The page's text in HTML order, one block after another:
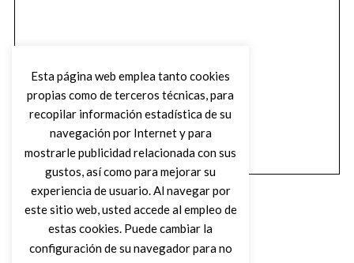
Esta página web emplea tanto cookies
propias como de terceros técnicas, para
recopilar información estadística de su
navegación por Internet y para
mostrarle publicidad relacionada con sus
gustos, así como para mejorar su
experiencia de usuario. Al navegar por
este sitio web, usted accede al empleo de
estas cookies. Puede cambiar la
configuración de su navegador para no